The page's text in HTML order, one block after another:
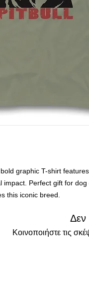
graphic T-shirt
impact. Perfect gift for
this iconic breed.
Δεν
Κοινοποιήστε τις